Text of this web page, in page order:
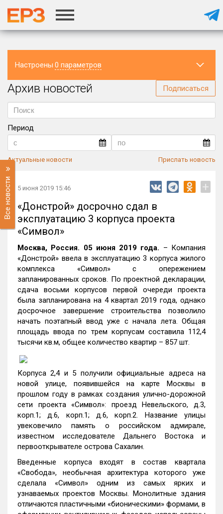
Настроены 0 параметров
Регион
Архив новостей Подписаться
Период
Актуальные новости Прислать новость
Все новости 5 июня 2019 15:46 +
«Донстрой» досрочно сдал в
эксплуатацию 3 корпуса проекта
«Символ»
Москва, Россия. 05 июня 2019 года. – Компания
«Донстрой» ввела в эксплуатацию 3 корпуса жилого
комплекса «Символ» с опережением
запланированных сроков. По проектной декларации,
сдача восьми корпусов первой очереди проекта
была запланирована на 4 квартал 2019 года, однако
досрочное завершение строительства позволило
начать поэтапный ввод уже с начала лета. Общая
площадь ввода по трем корпусам составила 112,4
тысячи кв.м, общее количество квартир – 857 шт.
Корпуса 2,4 и 5 получили официальные адреса на
новой улице, появившейся на карте Москвы в
прошлом году в рамках создания улично-дорожной
сети проекта «Символ»: проезд Невельского, д.3,
корп.1; д.6, корп.1; д.6, корп.2. Название улицы
увековечило память о российском адмирале,
известном исследователе Дальнего Востока и
первооткрывателе острова Сахалин.
Введенные корпуса входят в состав квартала
«Свобода», необычная архитектура которого уже
сделала «Символ» одним из самых ярких и
узнаваемых проектов Москвы. Монолитные здания
отличаются пластичными «бионическими» формами, в